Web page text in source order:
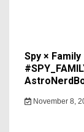
Spy ×
November 8,